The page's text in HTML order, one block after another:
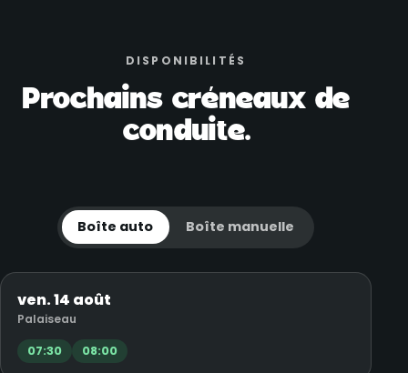
DISPONIBILITÉS
Prochains créneaux de
conduite.
Boîte auto Boîte manuelle
ven. 14 août
Palaiseau
07:30 08:00